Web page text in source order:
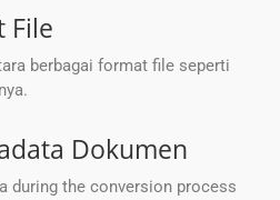
File
berbagai format file seperti
Dokumen
during the conversion process